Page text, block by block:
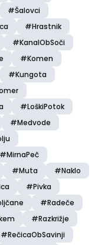
#Šalovci
#Hrastnik
#KanalObSoči
#Komen
#Kungota
#LoškiPotok
#Medvode
#MirnaPeč
#Muta
#Naklo
#Pivka
#Radeče
#Razkrižje
#RečicaObSavinji